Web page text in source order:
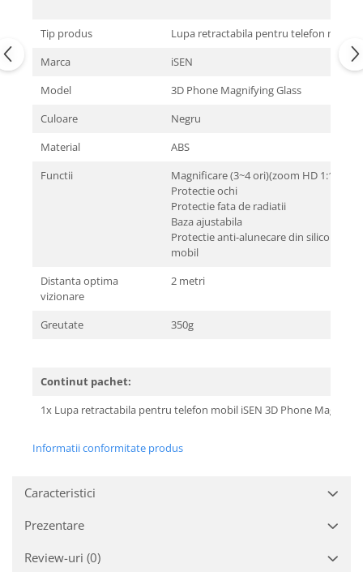
Tip produs
Lupa retractabila pentru telefon mobil
Marca
iSEN
Model
3D Phone Magnifying Glass
Culoare
Negru
Material
ABS
Functii
Magnificare (3~4 ori)(zoom HD 1:1)
Protectie ochi
Protectie fata de radiatii
Baza ajustabila
Protectie anti-alunecare din silicon
mobil
Distanta optima
vizionare
2 metri
Greutate 350g
Continut pachet:
1x Lupa retractabila pentru telefon mobil iSEN 3D Phone
Informatii conformitate produs
Caracteristici
Prezentare
Review-uri (0)